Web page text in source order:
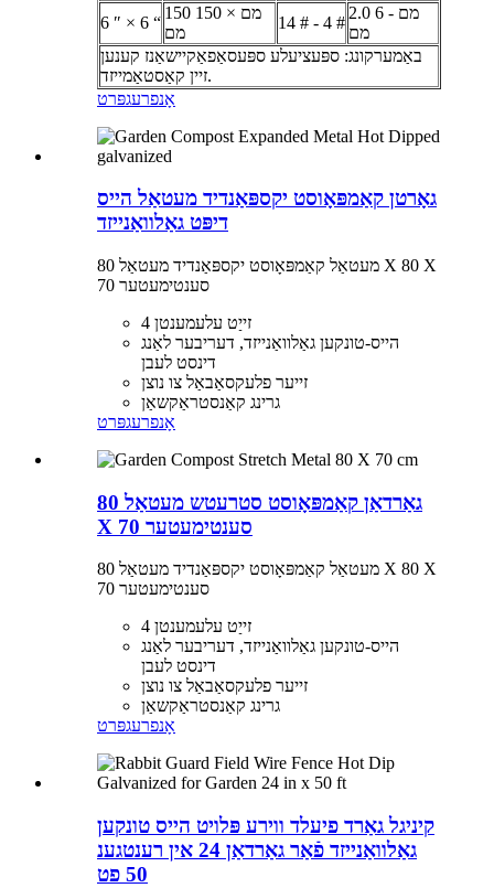
6 ″ × 6 “
150 מם × 150
מם
14 # - 4 #
2.0 מם - 6
מם
באַמערקונג: ספּעציעלע ספּעסאַפאַקיישאַנז קענען
זיין קאַסטאַמייזד.
אָנפרעגפּרט
גאָרטן קאַמפּאָוסט יקספּאַנדיד מעטאַל הייס
דיפּט גאַלוואַנייזד
מעטאַל קאַמפּאָוסט יקספּאַנדיד מעטאַל 80 X 80 X
70 סענטימעטער
4 זייַט עלעמענטן
הייס-טונקען גאַלוואַנייזד, דעריבער לאַנג
דינסט לעבן
זייער פלעקסאַבאַל צו נוצן
גרינג קאַנסטראַקשאַן
אָנפרעגפּרט
גאַרדאַן קאַמפּאָוסט סטרעטש מעטאַל 80
X 70 סענטימעטער
מעטאַל קאַמפּאָוסט יקספּאַנדיד מעטאַל 80 X 80 X
70 סענטימעטער
4 זייַט עלעמענטן
הייס-טונקען גאַלוואַנייזד, דעריבער לאַנג
דינסט לעבן
זייער פלעקסאַבאַל צו נוצן
גרינג קאַנסטראַקשאַן
אָנפרעגפּרט
קיניגל גאַרד פיעלד ווירע פּלויט הייס טונקען
גאַלוואַנייזד פֿאַר גאַרדאַן 24 אין רענטגענ
50 פט